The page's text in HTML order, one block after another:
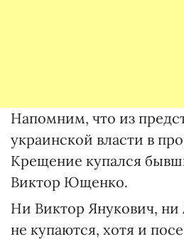
Напомним, что из
украинской власти в
Крещение купался
Виктор Ющенко.
Ни Виктор Янукович, ни
не купаются, хотя и